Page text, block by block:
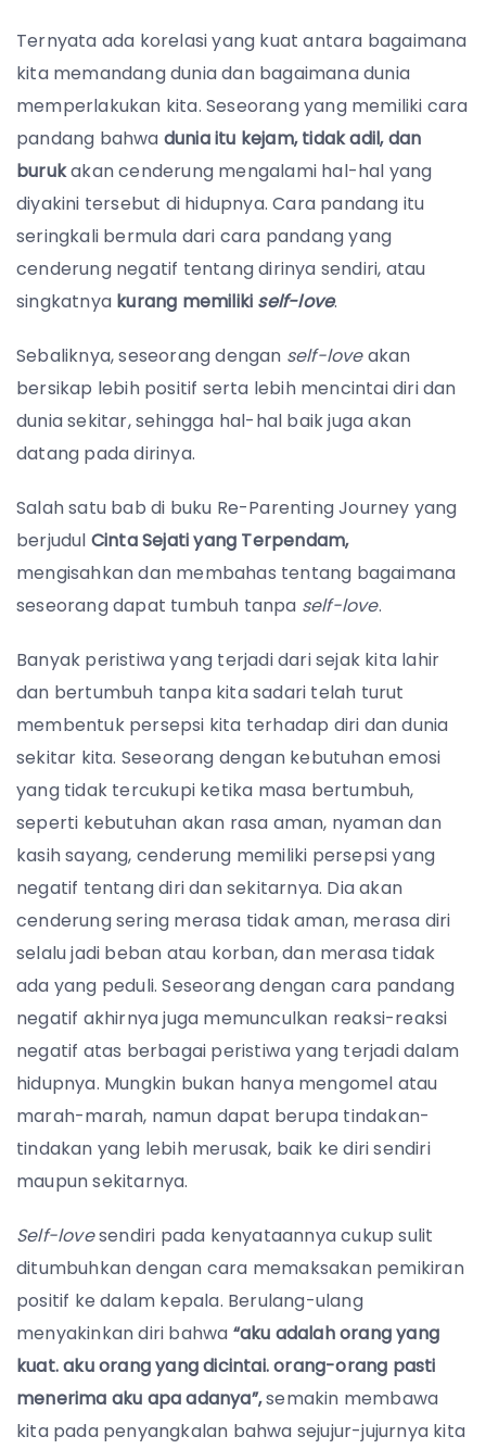
Ternyata ada korelasi yang kuat antara bagaimana
kita memandang dunia dan bagaimana dunia
memperlakukan kita. Seseorang yang memiliki cara
pandang bahwa dunia itu kejam, tidak adil, dan
burukakan cenderung mengalami hal-hal yang
diyakini tersebut di hidupnya. Cara pandang itu
seringkali bermula dari cara pandang yang
cenderung negatif tentang dirinya sendiri, atau
singkatnya kurang memiliki self-love.
Sebaliknya, seseorang dengan self-loveakan
bersikap lebih positif serta lebih mencintai diri dan
dunia sekitar, sehingga hal-hal baik juga akan
datang pada dirinya.
Salah satu bab di buku Re-Parenting Journey yang
berjudul Cinta Sejati yang Terpendam,
mengisahkan dan membahas tentang bagaimana
seseorang dapat tumbuh tanpa self-love.
Banyak peristiwa yang terjadi dari sejak kita lahir
dan bertumbuh tanpa kita sadari telah turut
membentuk persepsi kita terhadap diri dan dunia
sekitar kita. Seseorang dengan kebutuhan emosi
yang tidak tercukupi ketika masa bertumbuh,
seperti kebutuhan akan rasa aman, nyaman dan
kasih sayang, cenderung memiliki persepsi yang
negatif tentang diri dan sekitarnya. Dia akan
cenderung sering merasa tidak aman, merasa diri
selalu jadi beban atau korban, dan merasa tidak
ada yang peduli. Seseorang dengan cara pandang
negatif akhirnya juga memunculkan reaksi-reaksi
negatif atas berbagai peristiwa yang terjadi dalam
hidupnya. Mungkin bukan hanya mengomel atau
marah-marah, namun dapat berupa tindakan-
tindakan yang lebih merusak, baik ke diri sendiri
maupun sekitarnya.
Self-lovesendiri pada kenyataannya cukup sulit
ditumbuhkan dengan cara memaksakan pemikiran
positif ke dalam kepala. Berulang-ulang
menyakinkan diri bahwa “aku adalah orang yang
kuat. aku orang yang dicintai. orang-orang pasti
menerima aku apa adanya”,semakin membawa
kita pada penyangkalan bahwa sejujur-jujurnya kita